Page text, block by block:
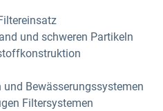
und schweren Partikeln
Bewässerungssystemen
Filtersystemen